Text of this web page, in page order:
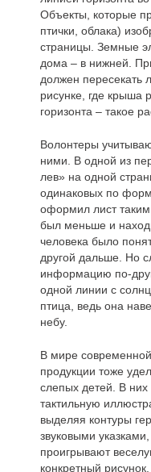
Объекты, которые
птички, облака)
страницы. Земные
дома – в нижней.
должен пересекать
рисунке, где крыша
горизонта – такое
Волонтеры
ними. В одной из
лев» на одной
одинаковых по
оформил лист
был меньше и
человека было
другой дальше. Но
информацию по-
одной линии с
птица, ведь она
небу.
В мире
продукции тоже
слепых детей. В
тактильную
выделяя контуры
звуковыми
проигрывают
конкретный